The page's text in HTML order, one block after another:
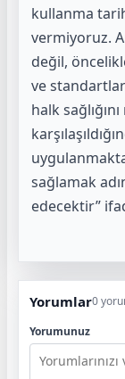
kullanma
vermiyoruz.
değil,
ve
halk
sağlamak
edecektir”
Yorumlar0
Yorumunuz